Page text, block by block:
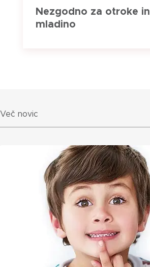
Nezgodno za otroke in
mladino
Več novic